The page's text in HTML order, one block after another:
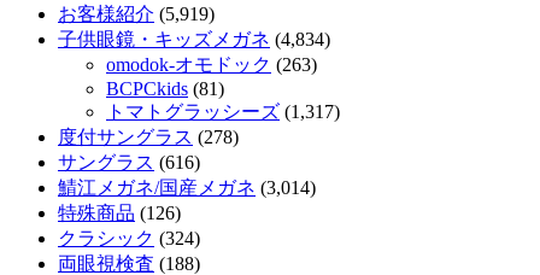
お客様紹介 (5,919)
子供眼鏡・キッズメガネ (4,834)
omodok-オモドック (263)
BCPCkids (81)
トマトグラッシーズ (1,317)
度付サングラス (278)
サングラス (616)
鯖江メガネ/国産メガネ (3,014)
特殊商品 (126)
クラシック (324)
両眼視検査 (188)